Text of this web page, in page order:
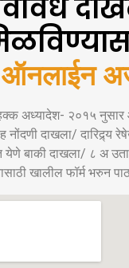
ऑनलाईन
अध्यादेश- २०१५ नुसार
नोंदणी दाखला/ दारिद्र्य
येणे बाकी दाखला/ ८ अ
खालील फॉर्म भरुन